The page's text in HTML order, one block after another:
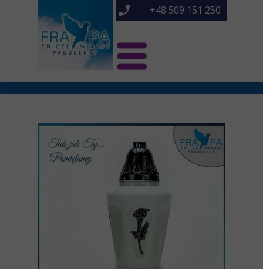
+48 509 151 250
Znicze NOWOŚCI
Znicze
Kontakt